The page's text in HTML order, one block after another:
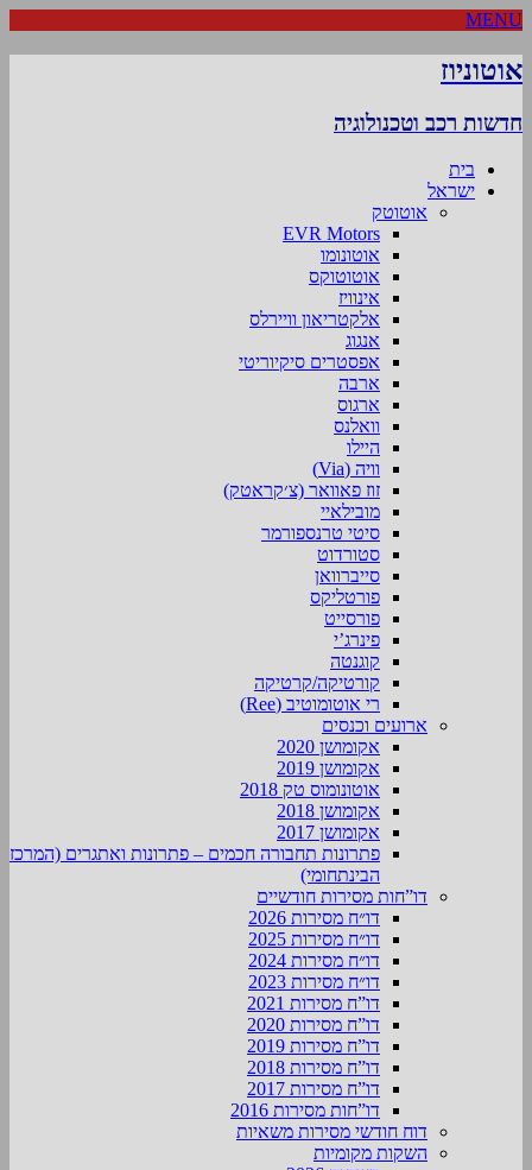
MENU
אוטוניוז
חדשות רכב וטכנולוגיה
בית
ישראל
אוטוטק
EVR Motors
אוטונומו
אוטוטוקס
אינוויז
אלקטריאון וויירלס
אנגוג
אפסטרים סיקיוריטי
ארבה
ארגוס
וואלנס
היילו
וויה (Via)
זוז פאוואר (צ׳קראטק)
מובילאיי
סיטי טרנספורמר
סטורדוט
סייברוואן
פורטליקס
פורסייט
פינרג’י
קוגנטה
קורטיקה/קרטיקה
רי אוטומוטיב (Ree)
ארועים וכנסים
אקומושן 2020
אקומושן 2019
אוטונומוס טק 2018
אקומושן 2018
אקומושן 2017
פתרונות תחבורה חכמים – פתרונות ואתגרים (המרכז
הבינתחומי)
דו”חות מסירות חודשיים
דו״ח מסירות 2026
דו״ח מסירות 2025
דו״ח מסירות 2024
דו״ח מסירות 2023
דו”ח מסירות 2021
דו”ח מסירות 2020
דו”ח מסירות 2019
דו”ח מסירות 2018
דו”ח מסירות 2017
דו”חות מסירות 2016
דוח חודשי מסירות משאיות
השקות מקומיות